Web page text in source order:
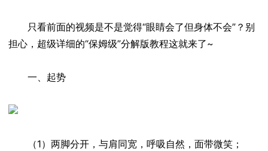
只看前面的视频是不是觉得“眼睛会了但身体不会”？别
担心，超级详细的“保姆级”分解版教程这就来了~
一、起势
（1）两脚分开，与肩同宽，呼吸自然，面带微笑；